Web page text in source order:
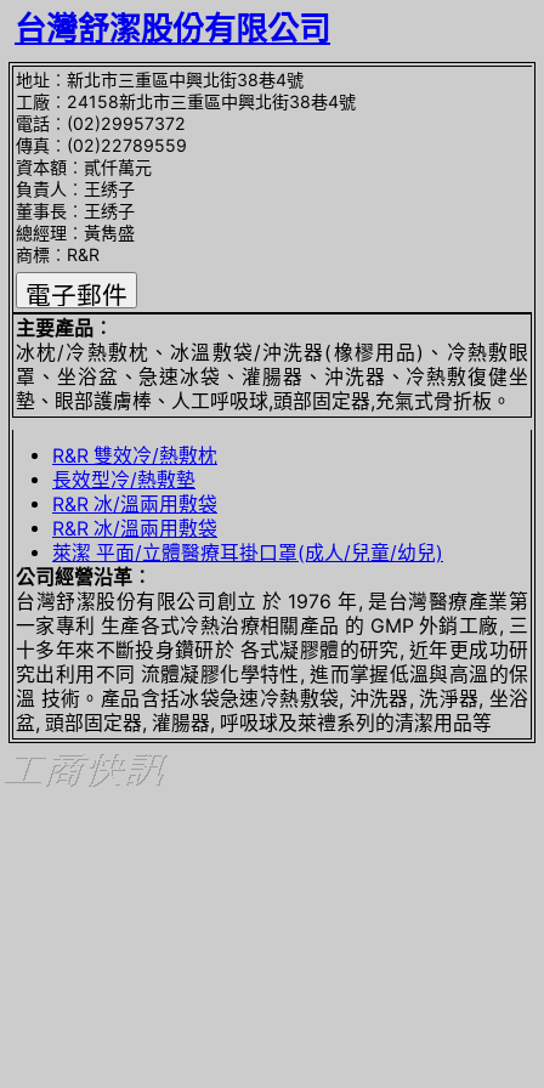
台灣舒潔股份有限公司
地址︰新北市三重區中興北街38巷4號
工廠︰24158新北市三重區中興北街38巷4號
電話︰(02)29957372
傳真︰(02)22789559
資本額︰貳仟萬元
負責人︰王绣子
董事長︰王绣子
總經理︰黃雋盛
商標︰R&R
主要產品︰
冰枕/冷熱敷枕、冰溫敷袋/沖洗器(橡樛用品)、冷熱敷眼
罩、坐浴盆、急速冰袋、灌腸器、沖洗器、冷熱敷復健坐
墊、眼部護膚棒、人工呼吸球,頭部固定器,充氣式骨折板。
R&R 雙效冷/熱敷枕
長效型冷/熱敷墊
R&R 冰/溫兩用敷袋
R&R 冰/溫兩用敷袋
萊潔 平面/立體醫療耳掛口罩(成人/兒童/幼兒)
公司經營沿革︰
台灣舒潔股份有限公司創立 於 1976 年, 是台灣醫療產業第
一家專利 生產各式冷熱治療相關產品 的 GMP 外銷工廠, 三
十多年來不斷投身鑽研於 各式凝膠體的研究, 近年更成功研
究出利用不同 流體凝膠化學特性, 進而掌握低溫與高溫的保
溫 技術。產品含括冰袋急速冷熱敷袋, 沖洗器, 洗淨器, 坐浴
盆, 頭部固定器, 灌腸器, 呼吸球及萊禮系列的清潔用品等